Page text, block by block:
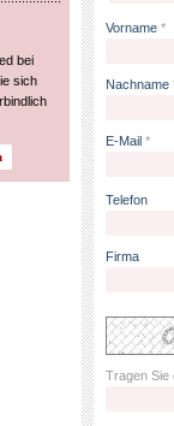
bei
sich
Vorname *
Nachname
E-Mail *
Telefon
Firma
Tragen Sie